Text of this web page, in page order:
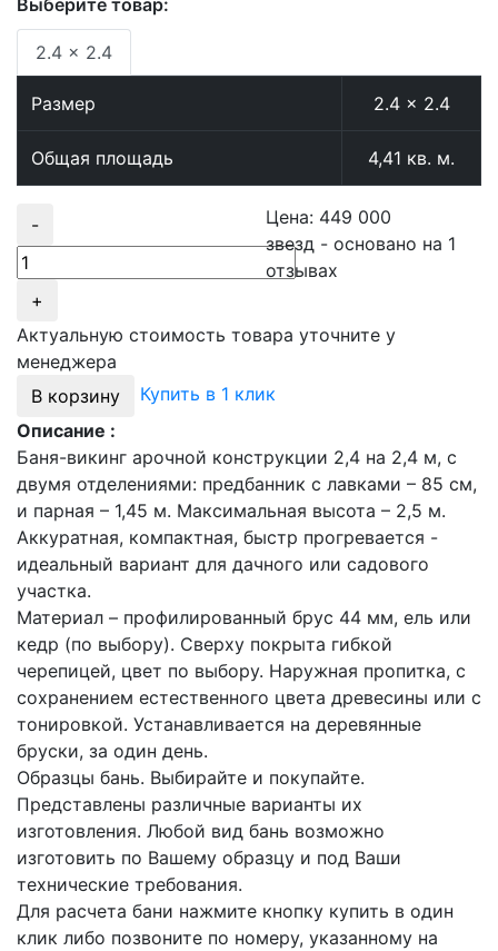
2.4 × 2.4
Размер 2.4 × 2.4
Общая площадь 4,41 кв. м.
-
+
Цена: 449 000
звезд - основано на 1
отзывах
Актуальную стоимость товара уточните у
менеджера
В корзину
Купить в 1 клик
Описание :
Баня-викинг арочной конструкции 2,4 на 2,4 м, с
двумя отделениями: предбанник с лавками – 85 см,
и парная – 1,45 м. Максимальная высота – 2,5 м.
Аккуратная, компактная, быстр прогревается -
идеальный вариант для дачного или садового
участка.
Материал – профилированный брус 44 мм, ель или
кедр (по выбору). Сверху покрыта гибкой
черепицей, цвет по выбору. Наружная пропитка, с
сохранением естественного цвета древесины или с
тонировкой. Устанавливается на деревянные
бруски, за один день.
Образцы бань. Выбирайте и покупайте.
Представлены различные варианты их
изготовления. Любой вид бань возможно
изготовить по Вашему образцу и под Ваши
технические требования.
Для расчета бани нажмите кнопку купить в один
клик либо позвоните по номеру, указанному на